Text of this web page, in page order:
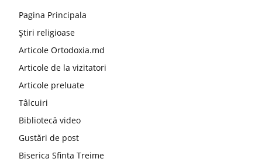
Pagina Principala
Știri religioase
Articole Ortodoxia.md
Articole de la vizitatori
Articole preluate
Tâlcuiri
Bibliotecă video
Gustări de post
Biserica Sfinta Treime